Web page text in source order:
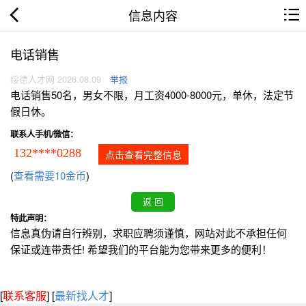
信息内容
电话销售
绥德人才网 2026.08.09 举报
电话销售50名，男女不限，月工资4000-8000元，单休，法定节
假日休。
联系人手机/微信：
132****0288 点击查看完整信息
(查看需要10金币)
特此声明：
信息真伪请自行辨别，求职应聘须谨慎，网站对此不承担任何
保证或连带责任! 希望我们的平台能为您带来更多的便利！
[联系客服] [最新找人才]